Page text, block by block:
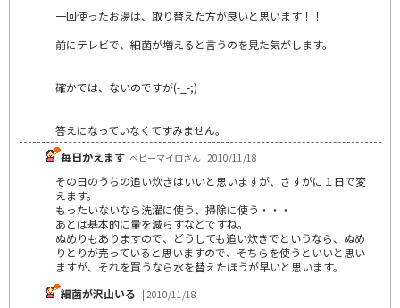
一回使ったお湯は、取り替えた方が良いと思います！！
前にテレビで、細菌が増えると言うのを見た気がします。
確かでは、ないのですが(-_-;)
答えになっていなくてすみません。
毎日かえます ベビーマイロさん | 2010/11/18
その日のうちの追い炊きはいいと思いますが、さすがに１日で変
えます。
もったいないなら洗濯に使う、掃除に使う・・・
あとは基本的に量を減らすなどですね。
ぬめりもありますので、どうしても追い炊きでというなら、ぬめ
りとりが売っていると思いますので、そちらを使うといいと思い
ますが、それを買うなら水を替えたほうが早いと思います。
細菌が沢山いる | 2010/11/18